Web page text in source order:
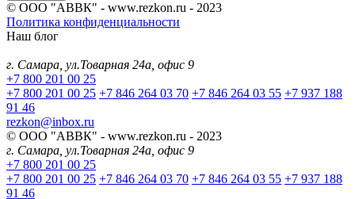
© ООО "АВВК" - www.rezkon.ru - 2023
Политика конфиденциальности
Наш блог
г. Самара, ул.Товарная 24а, офис 9
+7 800 201 00 25
+7 800 201 00 25 +7 846 264 03 70 +7 846 264 03 55 +7 937 188
91 46
rezkon@inbox.ru
© ООО "АВВК" - www.rezkon.ru - 2023
г. Самара, ул.Товарная 24а, офис 9
+7 800 201 00 25
+7 800 201 00 25 +7 846 264 03 70 +7 846 264 03 55 +7 937 188
91 46